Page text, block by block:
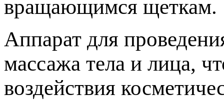
вращающимся щеткам.
Аппарат для
массажа тела и лица,
воздействия